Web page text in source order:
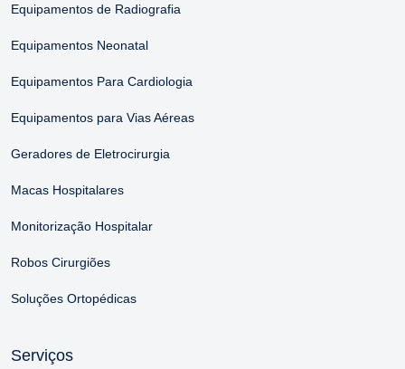
Equipamentos de Radiografia
Equipamentos Neonatal
Equipamentos Para Cardiologia
Equipamentos para Vias Aéreas
Geradores de Eletrocirurgia
Macas Hospitalares
Monitorização Hospitalar
Robos Cirurgiões
Soluções Ortopédicas
Serviços